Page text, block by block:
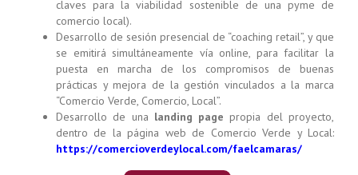
claves para la viabilidad sostenible de una pyme de
comercio local).
Desarrollo de sesión presencial de “coaching retail”, y que
se emitirá simultáneamente vía online, para facilitar la
puesta en marcha de los compromisos de buenas
prácticas y mejora de la gestión vinculados a la marca
“Comercio Verde, Comercio, Local”.
Desarrollo de una landing page propia del proyecto,
dentro de la página web de Comercio Verde y Local:
https://comercioverdeylocal.com/faelcamaras/